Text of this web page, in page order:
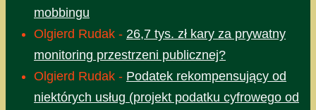
mobbingu
Olgierd Rudak - 26,7 tys. zł kary za prywatny
monitoring przestrzeni publicznej?
Olgierd Rudak - Podatek rekompensujący od
niektórych usług (projekt podatku cyfrowego od